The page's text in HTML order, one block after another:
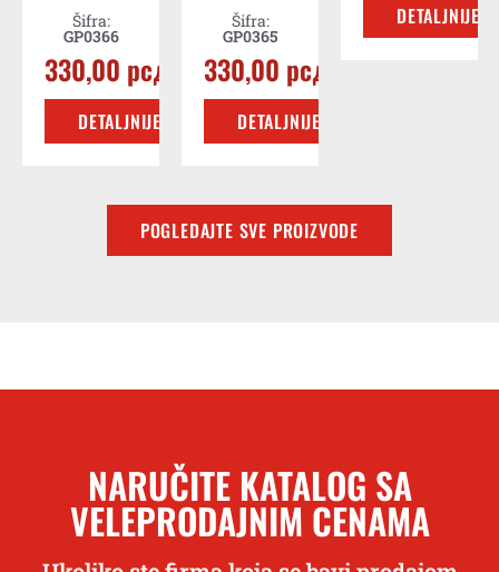
Šifra:
GP0366
330,00 рсд
DETALJNIJE
Šifra:
GP0365
330,00 рсд
DETALJNIJE
DETALJNIJE
POGLEDAJTE SVE PROIZVODE
NARUČITE KATALOG SA
VELEPRODAJNIM CENAMA